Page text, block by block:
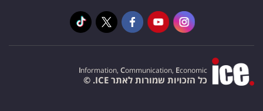
Information, Communication, Economic
כל הזכויות שמורות לאתר ICE. ©